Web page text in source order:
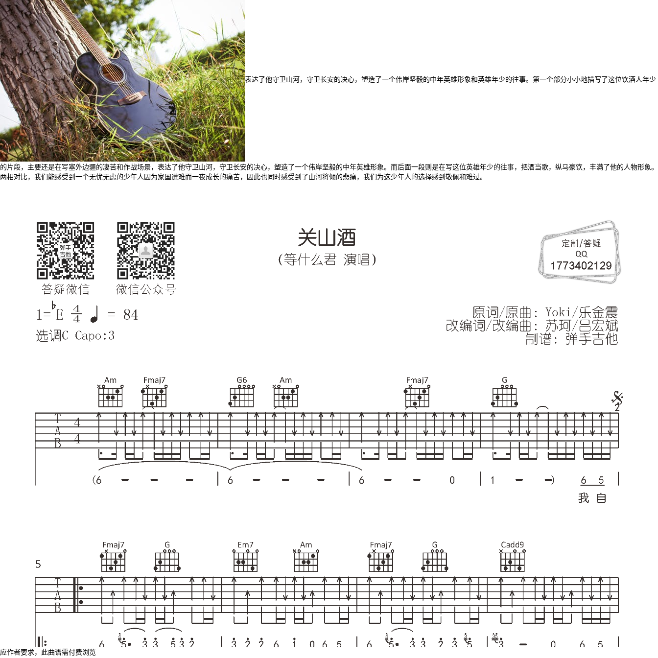
表达了他守卫山河，守卫长安的决心，塑造了一个伟岸坚毅的中年英雄形象和英雄年少的往事。第一个部分小小地描写了这位饮酒人年少
的片段，主要还是在写塞外边疆的凄苦和作战场景，表达了他守卫山河，守卫长安的决心，塑造了一个伟岸坚毅的中年英雄形象。而后面一段则是在写这位英雄年少的往事，把酒当歌，纵马豪饮，丰满了他的人物形象。
两相对比，我们能感受到一个无忧无虑的少年人因为家国遭难而一夜成长的痛苦，因此也同时感受到了山河将倾的悲痛，我们为这少年人的选择感到敬佩和难过。
应作者要求，此曲谱需付费浏览